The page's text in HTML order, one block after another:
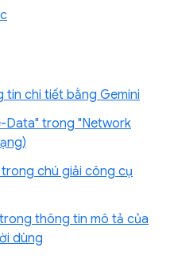
chi tiết bằng Gemini
Data" trong "Network
chú giải công cụ
thông tin mô tả của
dùng